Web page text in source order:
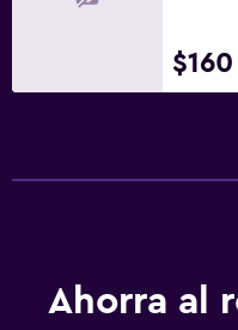
$160
Ahorra al